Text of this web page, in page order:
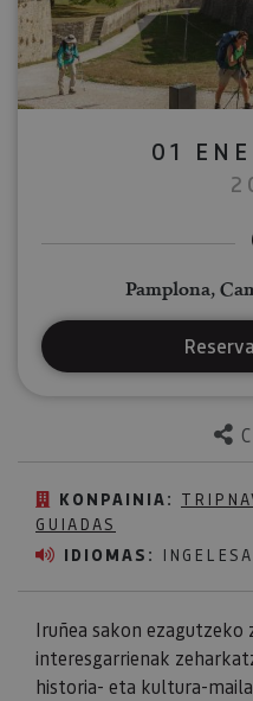
KONPAINIA:
GUIADAS
IDIOMAS:
Iruñea sakon
interesgarrienak
historia- eta kultura-
01
Pamplona,